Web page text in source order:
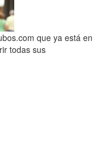
que ya está en
todas sus